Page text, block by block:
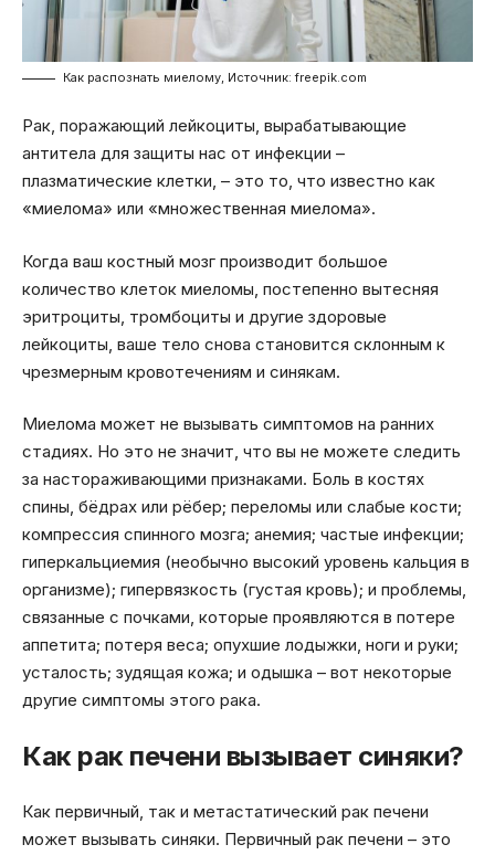
Как распознать миелому, Источник: freepik.com
Рак, поражающий лейкоциты, вырабатывающие
антитела для защиты нас от инфекции –
плазматические клетки, – это то, что известно как
«миелома» или «множественная миелома».
Когда ваш костный мозг производит большое
количество клеток миеломы, постепенно вытесняя
эритроциты, тромбоциты и другие здоровые
лейкоциты, ваше тело снова становится склонным к
чрезмерным кровотечениям и синякам.
Миелома может не вызывать симптомов на ранних
стадиях. Но это не значит, что вы не можете следить
за настораживающими признаками. Боль в костях
спины, бёдрах или рёбер; переломы или слабые кости;
компрессия спинного мозга; анемия; частые инфекции;
гиперкальциемия (необычно высокий уровень кальция в
организме); гипервязкость (густая кровь); и проблемы,
связанные с почками, которые проявляются в потере
аппетита; потеря веса; опухшие лодыжки, ноги и руки;
усталость; зудящая кожа; и одышка – вот некоторые
другие симптомы этого рака.
Как рак печени вызывает синяки?
Как первичный, так и метастатический рак печени
может вызывать синяки. Первичный рак печени – это